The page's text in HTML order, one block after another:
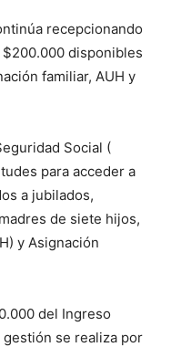
recepcionando
disponibles
familiar, AUH y
Social (
para acceder a
a jubilados,
de siete hijos,
y Asignación
del Ingreso
gestión se realiza por